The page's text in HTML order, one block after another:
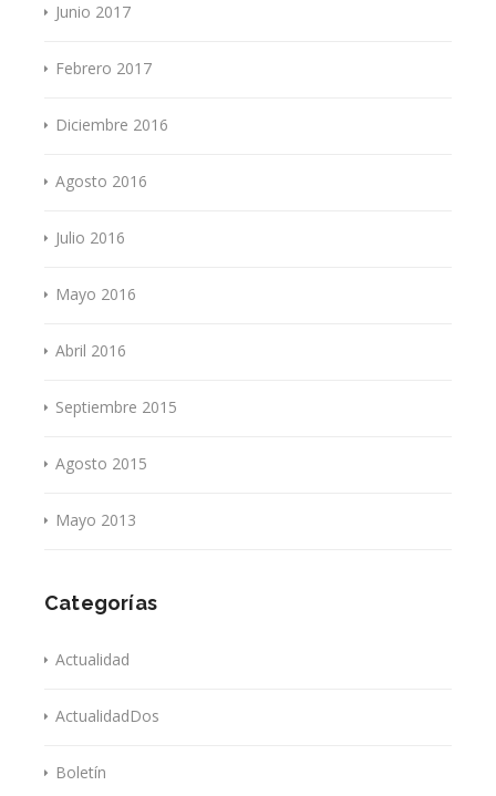
Junio 2017
Febrero 2017
Diciembre 2016
Agosto 2016
Julio 2016
Mayo 2016
Abril 2016
Septiembre 2015
Agosto 2015
Mayo 2013
Categorías
Actualidad
ActualidadDos
Boletín